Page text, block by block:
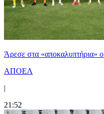
Άρεσε στα
ΑΠΟΕΛ
|
21:52